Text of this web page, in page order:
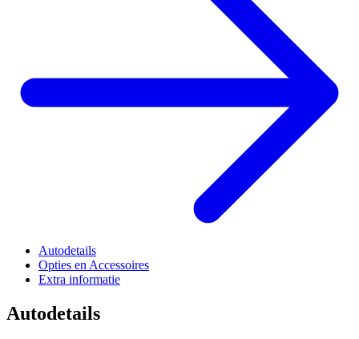
Autodetails
Opties en Accessoires
Extra informatie
Autodetails